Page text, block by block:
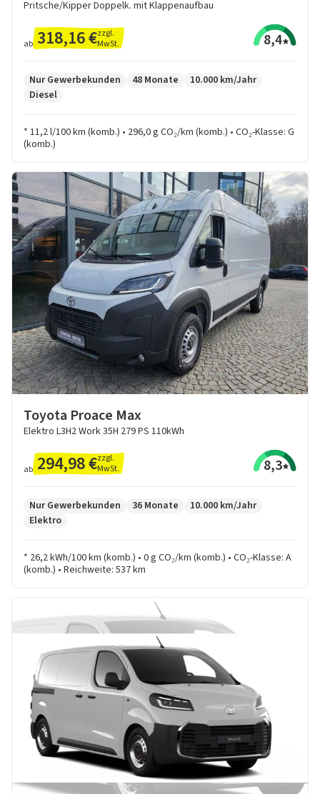
Pritsche/Kipper Doppelk. mit Klappenaufbau
ab 318,16 €zzgl.
MwSt.
8,4
Nur Gewerbekunden 48 Monate
10.000 km/Jahr
Diesel
* 11,2 l/100 km (komb.) • 296,0 g CO₂/km (komb.) • CO₂-Klasse: G
(komb.)
Toyota Proace Max
Elektro L3H2 Work 35H 279 PS 110kWh
ab 294,98 €zzgl.
MwSt.
8,3
Nur Gewerbekunden 36 Monate
10.000 km/Jahr
Elektro
* 26,2 kWh/100 km (komb.) • 0 g CO₂/km (komb.) • CO₂-Klasse: A
(komb.) • Reichweite: 537 km